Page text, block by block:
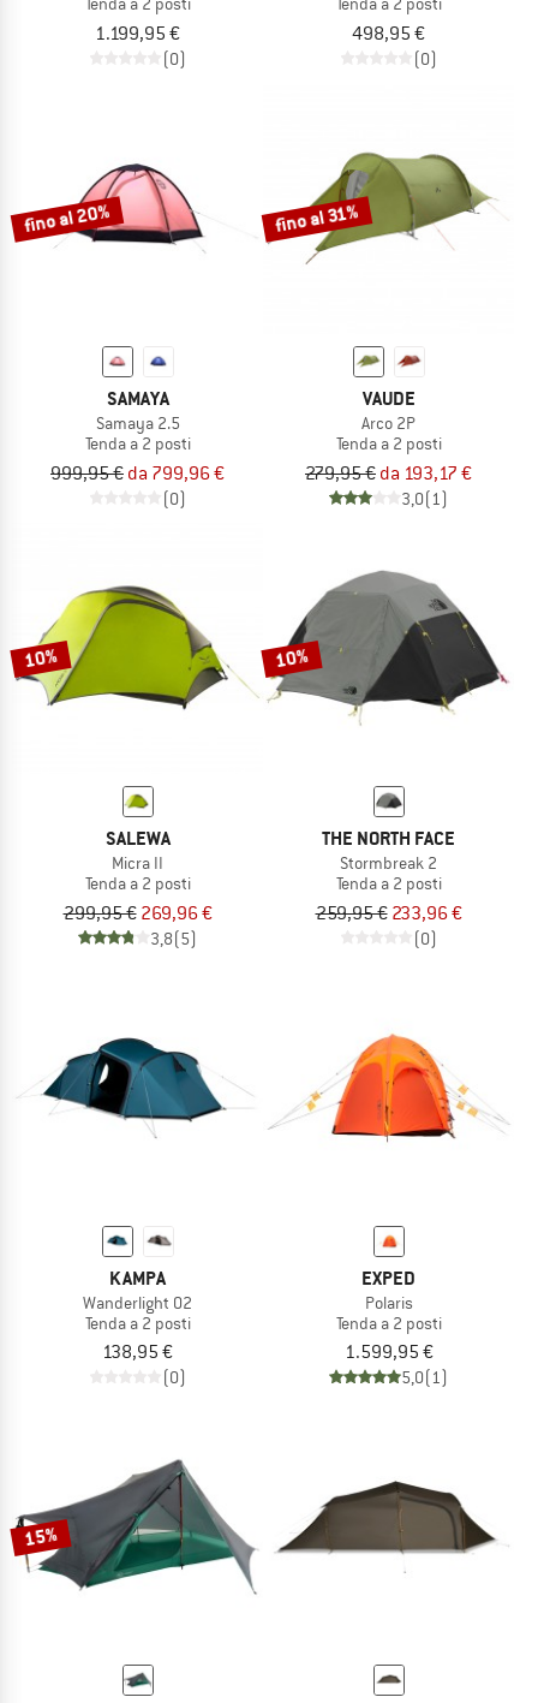
1.199,95 €
(0)
498,95 €
(0)
fino al 20%
SAMAYA
Samaya 2.5
Tenda a 2 posti
999,95 € da 799,96 €
(0)
fino al 31%
VAUDE
Arco 2P
Tenda a 2 posti
279,95 € da 193,17 €
3,0(1)
10%
SALEWA
Micra II
Tenda a 2 posti
299,95 € 269,96 €
3,8(5)
10%
THE NORTH FACE
Stormbreak 2
Tenda a 2 posti
259,95 € 233,96 €
(0)
KAMPA
Wanderlight 02
Tenda a 2 posti
138,95 €
(0)
EXPED
Polaris
Tenda a 2 posti
1.599,95 €
5,0(1)
15%